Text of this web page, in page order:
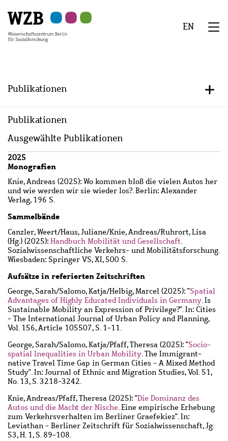
Hauptinhalt
springen
Navigation
springen
Suche
springen
Sekundärnavigation
springen
Fußzeile
springen
EN
Publikationen +/-
Publikationen
Ausgewählte Publikationen
Wzbaktiv
2025
Monografien
Knie, Andreas (2025): Wo kommen bloß die vielen Autos her
und wie werden wir sie wieder los?. Berlin: Alexander
Verlag, 196 S.
Sammelbände
Canzler, Weert/Haus, Juliane/Knie, Andreas/Ruhrort, Lisa
(Hg.) (2025): Handbuch Mobilität und Gesellschaft.
Sozialwissenschaftliche Verkehrs- und Mobilitätsforschung.
Wiesbaden: Springer VS, XI, 500 S.
Aufsätze in referierten Zeitschriften
George, Sarah/Salomo, Katja/Helbig, Marcel (2025): "Spatial
Advantages of Highly Educated Individuals in Germany. Is
Sustainable Mobility an Expression of Privilege?". In: Cities
- The International Journal of Urban Policy and Planning,
Vol. 156, Article 105507, S. 1-11.
George, Sarah/Salomo, Katja/Pfaff, Theresa (2025): "Socio-
spatial Inequalities in Urban Mobility. The Immigrant-
native Travel Time Gap in German Cities - A Mixed Method
Study". In: Journal of Ethnic and Migration Studies, Vol. 51,
No. 13, S. 3218-3242.
Knie, Andreas/Pfaff, Theresa (2025): "Die Dominanz des
Autos und die Macht der Nische. Eine empirische Erhebung
zum Verkehrsverhalten im Berliner Graefekiez". In:
Leviathan - Berliner Zeitschrift für Sozialwissenschaft, Jg.
53, H. 1, S. 89-108.